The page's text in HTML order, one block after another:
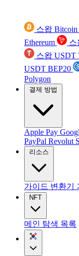
스왑 Bitcoin
Ethereum
스
스왑 USDT
USDT BEP20
Polygon
결제 방법
Apple Pay
PayPal Revolut
리소스
가이드 변환기
NFT
메인 탐색 목록